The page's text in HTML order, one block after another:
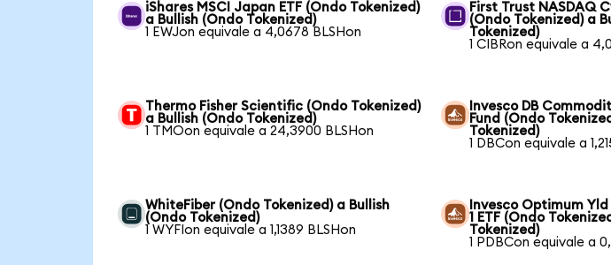
iShares MSCI Japan ETF (Ondo Tokenized)
a Bullish (Ondo Tokenized)
1 EWJon equivale a 4,0678 BLSHon
First Trust NASDAQ
(Ondo Tokenized) a
Tokenized)
1 CIBRon equivale a
Thermo Fisher Scientific (Ondo Tokenized)
a Bullish (Ondo Tokenized)
1 TMOon equivale a 24,3900 BLSHon
Invesco DB
Fund (Ondo
Tokenized)
1 DBCon equivale a
WhiteFiber (Ondo Tokenized) a Bullish
(Ondo Tokenized)
1 WYFIon equivale a 1,1389 BLSHon
Invesco Optimum
1 ETF (Ondo
Tokenized)
1 PDBCon equivale a